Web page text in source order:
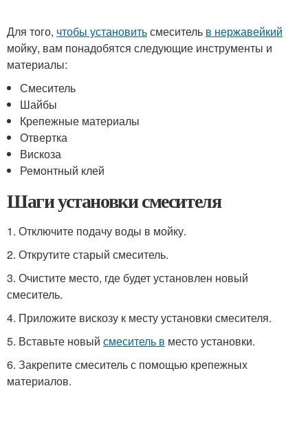
Для того, чтобы установитьсмеситель в нержавейкий
мойку, вам понадобятся следующие инструменты и
материалы:
Смеситель
Шайбы
Крепежные материалы
Отвертка
Вискоза
Ремонтный клей
Шаги установки смесителя
1. Отключите подачу воды в мойку.
2. Открутите старый смеситель.
3. Очистите место, где будет установлен новый
смеситель.
4. Приложите вискозу к месту установки смесителя.
5. Вставьте новый смеситель в место установки.
6. Закрепите смеситель с помощью крепежных
материалов.